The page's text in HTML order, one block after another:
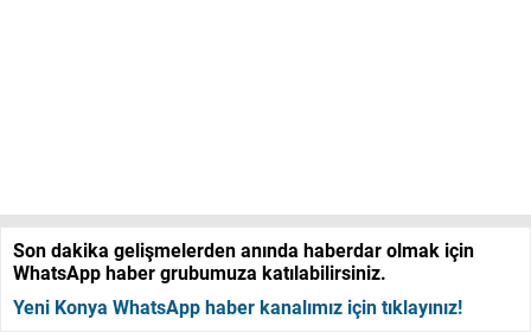
Son dakika gelişmelerden anında haberdar olmak için
WhatsApp haber grubumuza katılabilirsiniz.
Yeni Konya WhatsApp haber kanalımız için tıklayınız!